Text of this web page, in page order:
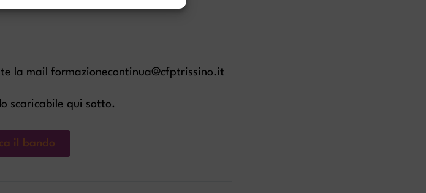
la mail formazionecontinua@cfptrissino.it
scaricabile qui sotto.
il bando